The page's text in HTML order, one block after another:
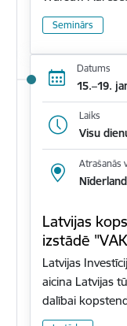
Seminārs
Datums
15.–19.
Laiks
Visu
Atrašanās
Latvijas
izstādē
Latvijas
aicina Latvijas
dalībai